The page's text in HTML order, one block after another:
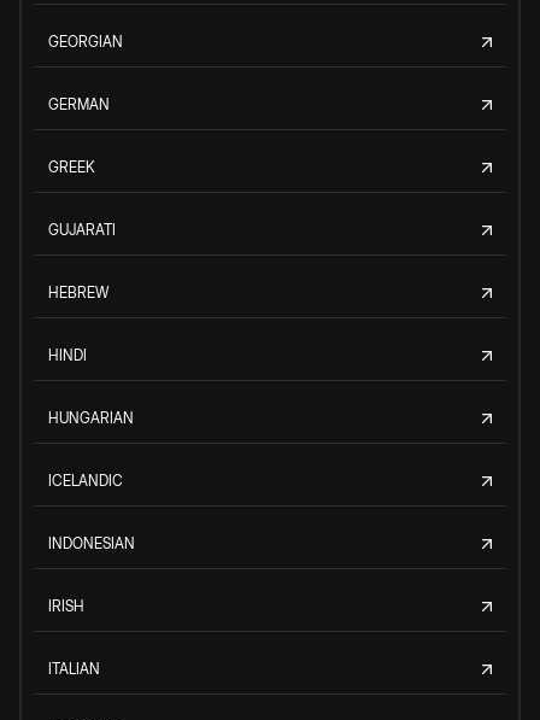
GEORGIAN
GERMAN
GREEK
GUJARATI
HEBREW
HINDI
HUNGARIAN
ICELANDIC
INDONESIAN
IRISH
ITALIAN